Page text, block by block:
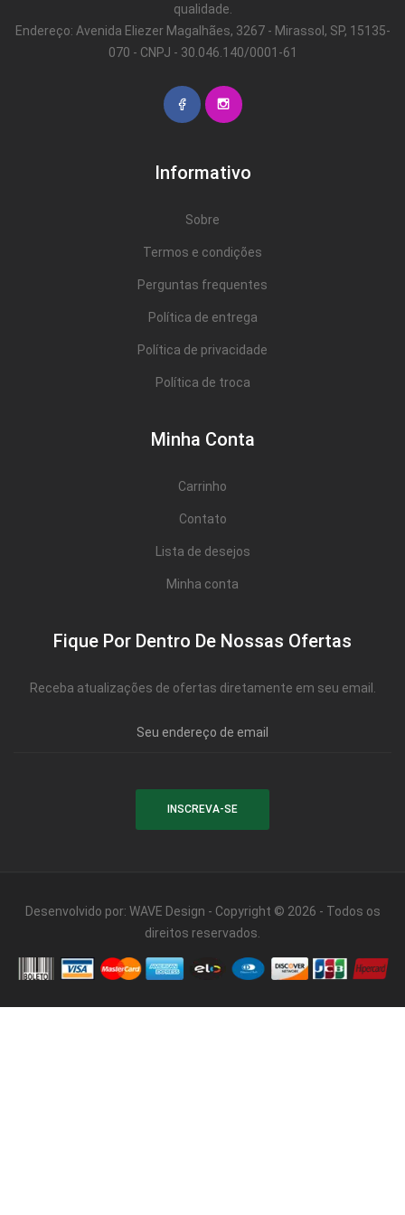
qualidade.
Endereço: Avenida Eliezer Magalhães, 3267 - Mirassol, SP, 15135-
070 - CNPJ - 30.046.140/0001-61
Informativo
Sobre
Termos e condições
Perguntas frequentes
Política de entrega
Política de privacidade
Política de troca
Minha Conta
Carrinho
Contato
Lista de desejos
Minha conta
Fique Por Dentro De Nossas Ofertas
Receba atualizações de ofertas diretamente em seu email.
Desenvolvido por: WAVE Design - Copyright © 2026 - Todos os
direitos reservados.